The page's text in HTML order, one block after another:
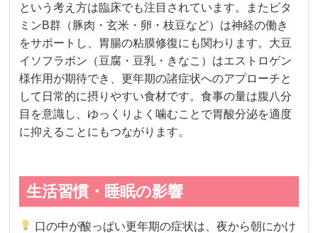
という考え方は臨床でも注目されています。またビタ
ミンB群（豚肉・玄米・卵・枝豆など）は神経の働き
をサポートし、胃腸の粘膜修復にも関わります。大豆
イソフラボン（豆腐・豆乳・きなこ）はエストロゲン
様作用が期待でき、更年期の諸症状へのアプローチと
して日常的に摂りやすい食材です。食事の量は腹八分
目を意識し、ゆっくりよく噛むことで胃酸分泌を適度
に抑えることにもつながります。
生活習慣・睡眠の影響
口の中が酸っぱい更年期の症状は、夜から朝にかけ